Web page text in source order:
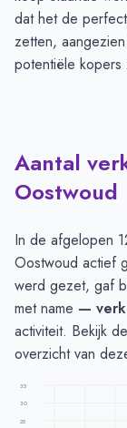
dat het de
zetten,
potentiële kopers
Aantal
Oostwoud
In de afgelopen
Oostwoud actief
werd gezet, gaf
met name —
activiteit. Bekijk
overzicht van
35
30
25